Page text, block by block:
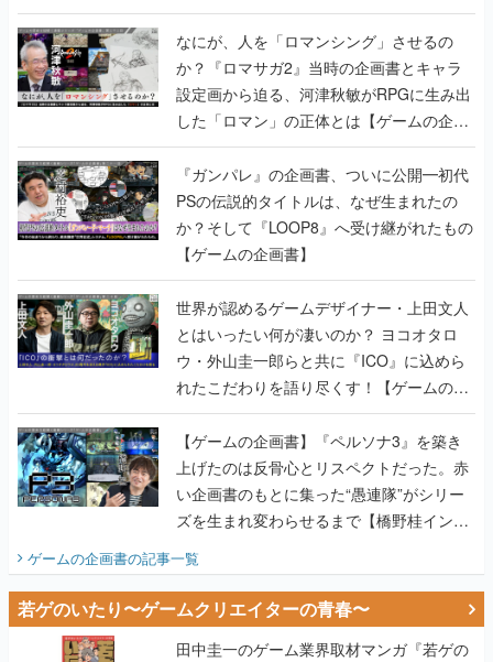
書】
なにが、人を「ロマンシング」させるの
か？『ロマサガ2』当時の企画書とキャラ
設定画から迫る、河津秋敏がRPGに生み出
した「ロマン」の正体とは【ゲームの企画
書】
『ガンパレ』の企画書、ついに公開━初代
PSの伝説的タイトルは、なぜ生まれたの
か？そして『LOOP8』へ受け継がれたもの
【ゲームの企画書】
世界が認めるゲームデザイナー・上田文人
とはいったい何が凄いのか？ ヨコオタロ
ウ・外山圭一郎らと共に『ICO』に込めら
れたこだわりを語り尽くす！【ゲームの企
画書】
【ゲームの企画書】『ペルソナ3』を築き
上げたのは反骨心とリスペクトだった。赤
い企画書のもとに集った“愚連隊”がシリー
ズを生まれ変わらせるまで【橋野桂インタ
ゲームの企画書の記事一覧
若ゲのいたり〜ゲームクリエイターの青春〜
田中圭一のゲーム業界取材マンガ『若ゲの